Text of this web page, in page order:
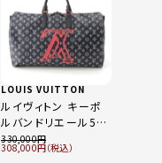
LOUIS VUITTON
ルイヴィトン キーポ
ルバンドリエール50
モノグラム インク ア
ップサイドダウン ボ
330,000
308,000